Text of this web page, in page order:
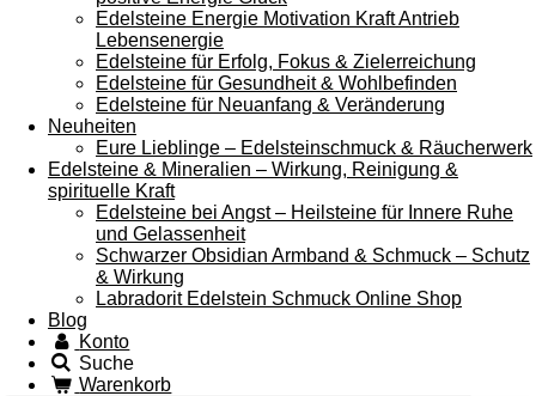
Edelsteine Energie Motivation Kraft Antrieb
Lebensenergie
Edelsteine für Erfolg, Fokus & Zielerreichung
Edelsteine für Gesundheit & Wohlbefinden
Edelsteine für Neuanfang & Veränderung
Neuheiten
Eure Lieblinge – Edelsteinschmuck & Räucherwerk
Edelsteine & Mineralien – Wirkung, Reinigung &
spirituelle Kraft
Edelsteine bei Angst – Heilsteine für Innere Ruhe
und Gelassenheit
Schwarzer Obsidian Armband & Schmuck – Schutz
& Wirkung
Labradorit Edelstein Schmuck Online Shop
Blog
Konto
Suche
Warenkorb